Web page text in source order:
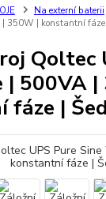
Na externí baterii
| 350W | konstantní fáze
Qoltec
| 500VA
fáze |